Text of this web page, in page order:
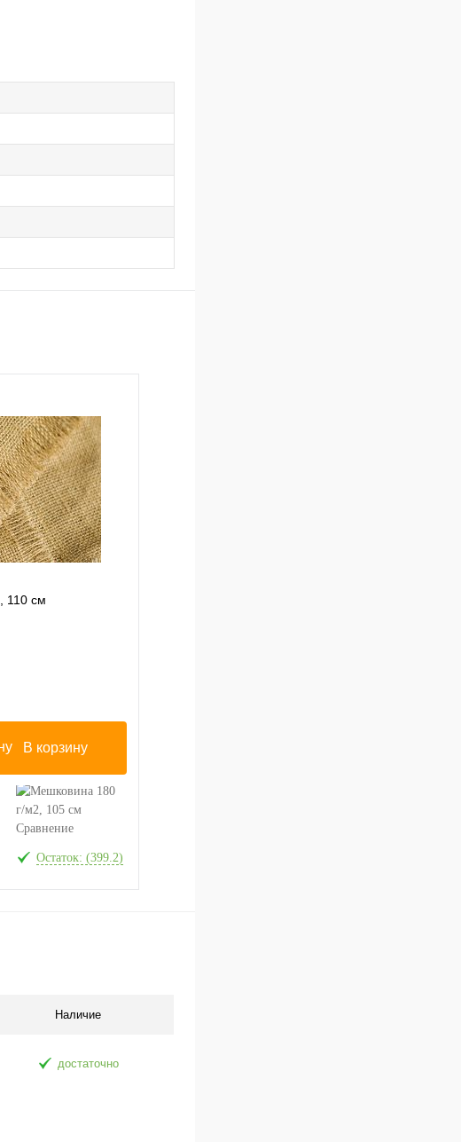
110 см
В корзину
Сравнение
Остаток: (399.2)
Наличие
достаточно